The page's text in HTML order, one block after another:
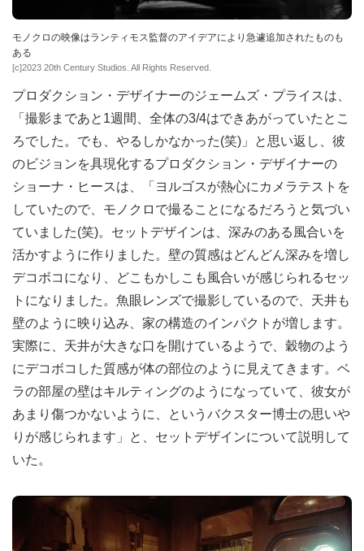
モノクロの映像はランティモス監督のアイデアにより急遽追加されたものも
ある
[c]2023 20th Century Studios. All Rights Reserved.
プロダクション・デザイナーのジェームズ・プライスは、
「撮影まであと1週間、全体の3/4はできあがっていたとこ
ろでした。でも、やるしかなかった(笑)」と思い返し、彼
のビジョンを具現化するプロダクション・デザイナーの
ショーナ・ヒースは、「ヨルゴスが熱心にカメラテストを
していたので、モノクロで撮ることになるだろうと気づい
ていました(笑)。セットデザインは、深みのある風合いを
活かすように作りました。壁の質感はどんどん深みを増し
デコボコになり、どこもかしこも風合いが感じられるセッ
トになりました。魚眼レンズで撮影しているので、天井も
壁のように映り込み、家の構造のインパクトが増します。
実際に、天井が大きな口を開けているようで、穀物のよう
にデコボコした質感が体の部位のように見えてきます。ベ
ラの部屋の壁はキルティングのようになっていて、彼女が
あまり傷つかないように、というバクスター博士の思いや
りが感じられます」と、セットデザインについて説明して
いた。